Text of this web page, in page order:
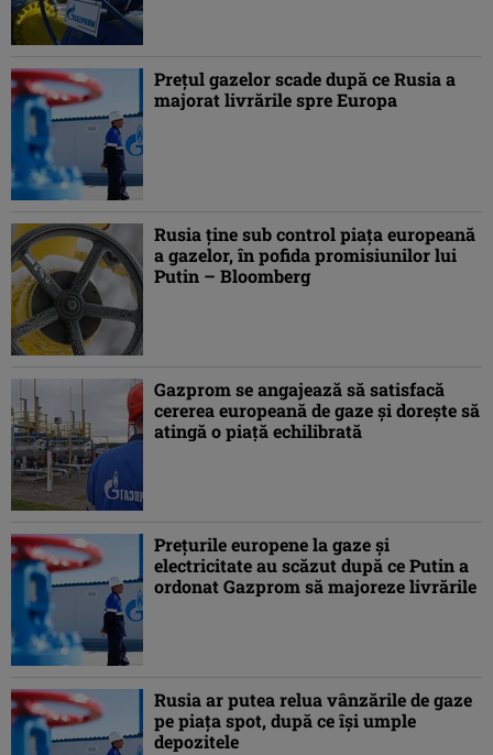
Preţul gazelor scade după ce Rusia a
majorat livrările spre Europa
Rusia ţine sub control piaţa europeană
a gazelor, în pofida promisiunilor lui
Putin – Bloomberg
Gazprom se angajează să satisfacă
cererea europeană de gaze şi doreşte să
atingă o piaţă echilibrată
Preţurile europene la gaze şi
electricitate au scăzut după ce Putin a
ordonat Gazprom să majoreze livrările
Rusia ar putea relua vânzările de gaze
pe piaţa spot, după ce îşi umple
depozitele